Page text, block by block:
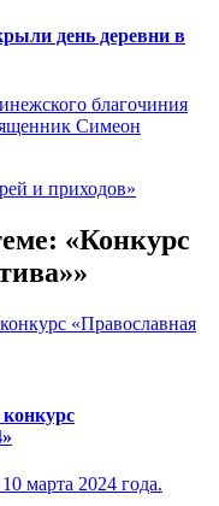
день деревни в
благочиния
Симеон
и приходов»
«Конкурс
марта 2024 года.